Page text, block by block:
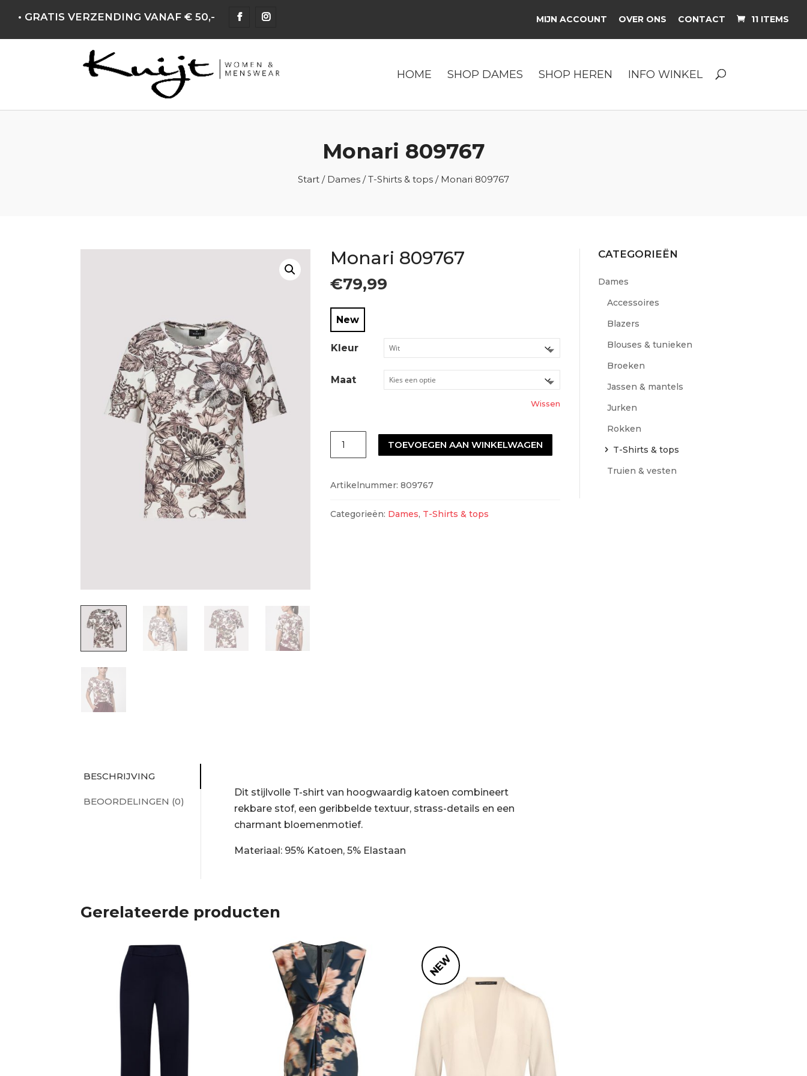
• GRATIS VERZENDING VANAF € 50,- MIJN ACCOUNT OVER ONS CONTACT 11 ITEMS
HOME SHOP DAMES SHOP HEREN INFO WINKEL
Monari 809767
Start / Dames /T-Shirts & tops / Monari 809767
Monari 809767
€79,99
New
Kleur
Maat
Wissen
Monari
809767
TOEVOEGEN AAN WINKELWAGEN
Artikelnummer: 809767
Categorieën: Dames, T-Shirts & tops
BESCHRIJVING
BEOORDELINGEN (0)
Dit stijlvolle T-shirt van hoogwaardig katoen combineert
rekbare stof, een geribbelde textuur, strass-details en een
charmant bloemenmotief.
Materiaal: 95% Katoen, 5% Elastaan
Gerelateerde producten
NEW
CATEGORIEËN
Dames
Accessoires
Blazers
Blouses & tunieken
Broeken
Jassen & mantels
Jurken
Rokken
T-Shirts & tops
Truien & vesten